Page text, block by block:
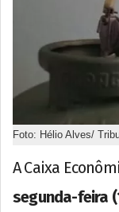
Foto: Hélio Alves/
A Caixa
segunda-feira